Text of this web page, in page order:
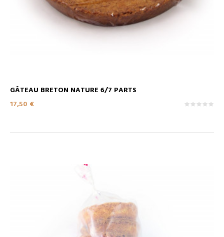
GÂTEAU BRETON NATURE 6/7 PARTS
Prix
17,50 €